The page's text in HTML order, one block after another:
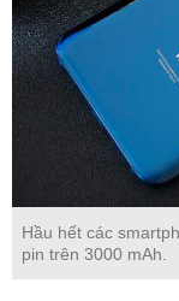
Hầu hết các
pin trên 3000 mAh.